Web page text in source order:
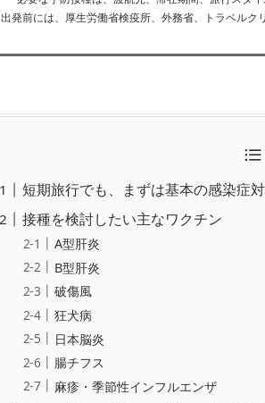
出発前には、厚生労働省検疫所、外務省、トラベルク
短期旅行でも、まずは基本の感染症
接種を検討したい主なワクチン
A型肝炎
B型肝炎
破傷風
狂犬病
日本脳炎
腸チフス
麻疹・季節性インフルエンザ